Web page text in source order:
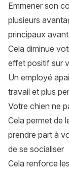
Emmener son
plusieurs
principaux
Cela diminue
effet positif sur
Un employé
travail et plus
Votre chien ne
Cela permet de
prendre part à
de se socialiser
Cela renforce